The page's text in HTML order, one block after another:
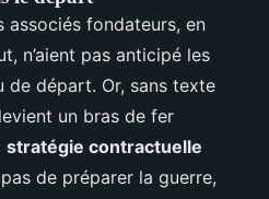
associés fondateurs, en
n’aient pas anticipé les
de départ. Or, sans texte
un bras de fer
stratégie contractuelle
de préparer la guerre,